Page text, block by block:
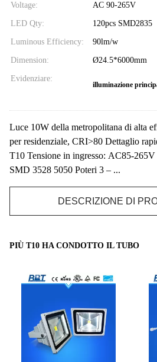
Voltage: AC 90-265V
LED Qty: 120pcs SMD2835
Luminous Efficiency: 90lm/w
Dimension: Ø24.5*6000mm
Evidenziare:
illuminazione
Luce 10W della metropolitana di alta
per residenziale, CRI>80 Dettaglio
T10 Tensione in ingresso: AC85-
SMD 3528 5050 Poteri 3 – ...
DESCRIZIONE DI
PIÙ T10 HA CONDOTTO IL TUBO